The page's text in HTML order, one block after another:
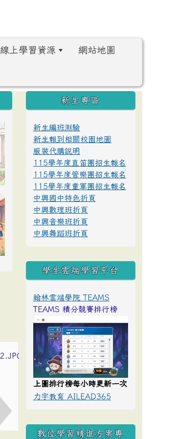
線上學習資源 網站地圖
:::
新生專區
新生編班測驗
新生報到相關校園地圖
服裝代購說明
115學年度直笛團招生報名
115學年度管樂團招生報名
115學年度童軍團招生報名
中興國中特色折頁
中興數理班折頁
中興音樂班折頁
中興舞蹈班折頁
學生雲端學習平台
翰林雲端學院 TEAMS
TEAMS 積分競賽排行榜
上圖排行榜每小時更新一次
力宇教育 AILEAD365
數位學習精進方案專